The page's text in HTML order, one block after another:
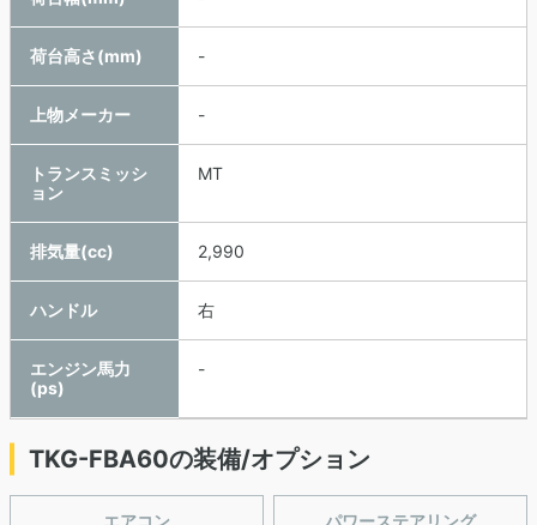
荷台高さ(mm) -
上物メーカー -
トランスミッシ
ョン
MT
排気量(cc) 2,990
ハンドル 右
エンジン馬力
(ps)
-
TKG-FBA60の装備/オプション
エアコン パワーステアリング